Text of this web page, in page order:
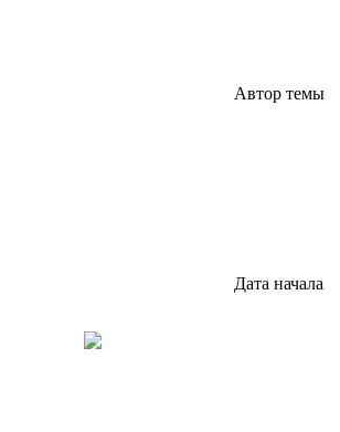
Автор темы
Дата начала